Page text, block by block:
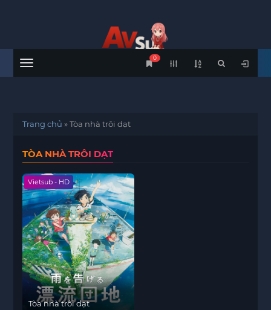
Menu
0
Trang chủ »Tòa nhà trôi dạt
TÒA NHÀ TRÔI DẠT
Vietsub - HD
Tòa nhà trôi dạt